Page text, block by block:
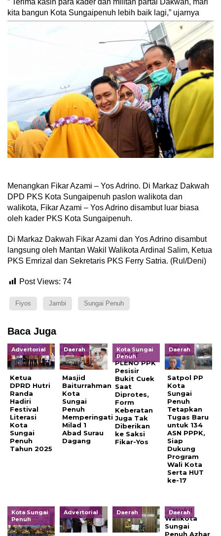
kita bangun Kota Sungaipenuh lebih baik lagi,” ujarnya
Menangkan Fikar Azami – Yos Adrino. Di Markaz Dakwah
DPD PKS Kota Sungaipenuh paslon walikota dan
walikota, Fikar Azami – Yos Adrino disambut luar biasa
oleh kader PKS Kota Sungaipenuh.
Di Markaz Dakwah Fikar Azami dan Yos Adrino disambut
langsung oleh Mantan Wakil Walikota Ardinal Salim, Ketua
PKS Emrizal dan Sekretaris PKS Ferry Satria. (Rul/Deni)
Post Views: 74
Fiyos Jambi Sungai Penuh
Baca Juga
Advertorial
Ketua
DPRD Hutri
Randa
Hadiri
Festival
Literasi
Kota
Sungai
Penuh
Tahun 2025
Daerah
Masjid
Baiturrahman
Kota
Sungai
Penuh
Memperingati
Milad 1
Abad Surau
Dagang
Kota Sungai
Penuh
RAPAT
PLENO PPK
Pesisir
Bukit Cuek
Saat
Diprotes,
Form
Keberatan
Juga Tak
Diberikan
ke Saksi
Fikar-Yos
Daerah
Satpol PP
Kota
Sungai
Penuh
Tetapkan
Tugas Baru
untuk 134
ASN PPPK,
Siap
Dukung
Program
Wali Kota
Serta HUT
ke-17
Kota Sungai
Penuh
Advertorial Daerah Daerah